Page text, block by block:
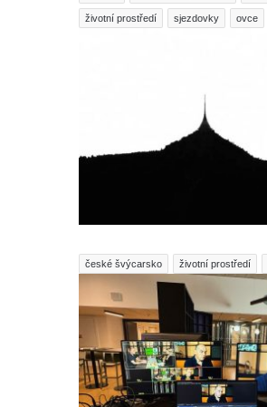
životní prostředí sjezdovky ovce
české švýcarsko životní prostředí